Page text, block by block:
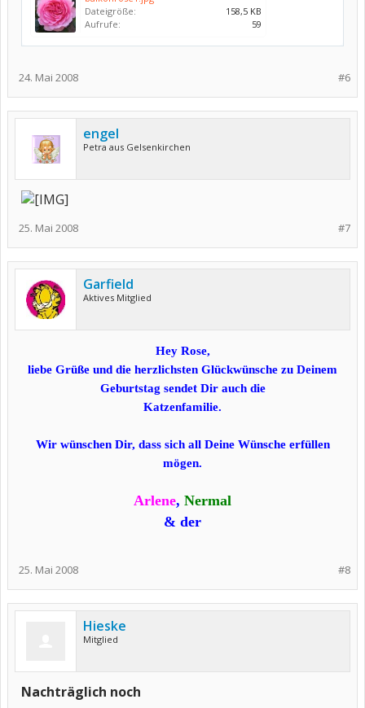
Dateigröße:
158,5 KB
Aufrufe:
59
#6
24. Mai 2008
engel
Petra aus Gelsenkirchen
#7
25. Mai 2008
Garfield
Aktives Mitglied
Hey Rose,
liebe Grüße und die herzlichsten Glückwünsche zu Deinem
Geburtstag sendet Dir auch die
Katzenfamilie.
Wir wünschen Dir, dass sich all Deine Wünsche erfüllen
mögen.
Arlene, Nermal
& der
#8
25. Mai 2008
Hieske
Mitglied
Nachträglich noch